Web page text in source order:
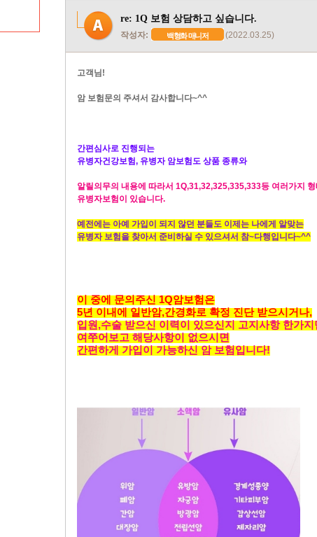
re: 1Q 보험 상담하고 싶습니다.
작성자: 백형화 매니저 (2022.03.25)
고객님!
암 보험문의 주셔서 감사합니다~^^
간편심사로 진행되는
유병자건강보험, 유병자 암보험도 상품 종류와
알릴의무의 내용에 따라서 1Q,31,32,325,335,333등 여러가지 형
유병자보험이 있습니다.
예전에는 아예 가입이 되지 않던 분들도 이제는 나에게 알맞는
유병자 보험을 찾아서 준비하실 수 있으셔서 참~다행입니다~^^
이 중에 문의주신 1Q암보험은
5년 이내에 일반암,간경화로 확정 진단 받으시거나,
입원,수술 받으신 이력이 있으신지 고지사항 한가지
여쭈어보고 해당사항이 없으시면
간편하게 가입이 가능하신 암 보험입니다!